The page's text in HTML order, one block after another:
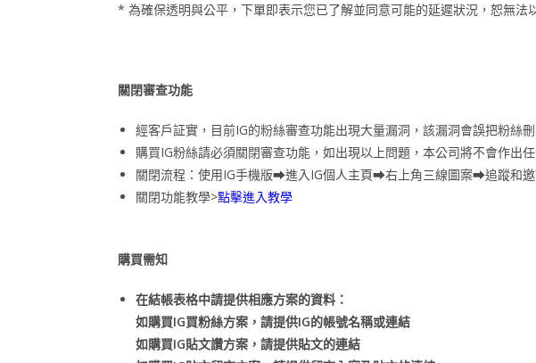
* 為確保透明與公平，下單即表示您已了解並同意可能的延遲狀況，恕無法
關閉審查功能
經客戶証實，目前IG的粉絲審查功能出現大量漏洞，該漏洞會誤把粉絲
購買IG粉絲請必須關閉審查功能，如出現以上問題，本公司將不會作出任
關閉流程：使用IG手機版⮕進入IG個人主頁⮕右上角三線圖案⮕追蹤和
關閉功能教學>點擊進入教學
購買需知
在結帳表格中請提供相應方案的資料：
如購買IG買粉絲方案，請提供IG的帳號名稱或連結
如購買IG貼文讚方案，請提供貼文的連結